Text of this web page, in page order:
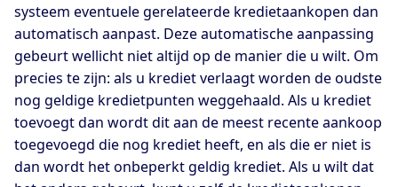
systeem eventuele gerelateerde kredietaankopen dan
automatisch aanpast. Deze automatische aanpassing
gebeurt wellicht niet altijd op de manier die u wilt. Om
precies te zijn: als u krediet verlaagt worden de oudste
nog geldige kredietpunten weggehaald. Als u krediet
toevoegt dan wordt dit aan de meest recente aankoop
toegevoegd die nog krediet heeft, en als die er niet is
dan wordt het onbeperkt geldig krediet. Als u wilt dat